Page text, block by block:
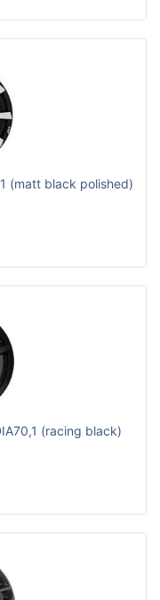
(matt black polished)
(racing black)